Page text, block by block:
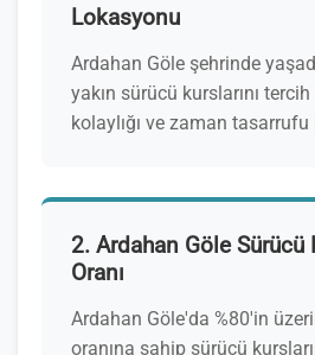
Lokasyonu
Ardahan Göle şehrinde
yakın sürücü kurslarını
kolaylığı ve zaman
2. Ardahan Göle Sürücü
Oranı
Ardahan Göle'da %80'in
oranına sahip sürücü